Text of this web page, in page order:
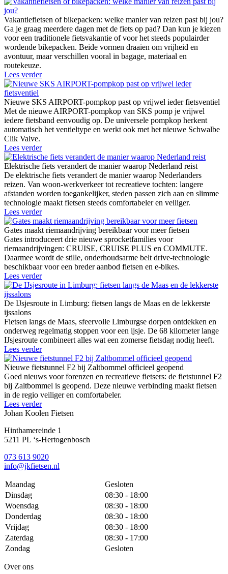
Vakantiefietsen of bikepacken: welke manier van reizen past bij jou?
Ga je graag meerdere dagen met de fiets op pad? Dan kun je kiezen
voor een traditionele fietsvakantie of voor het steeds populairder
wordende bikepacken. Beide vormen draaien om vrijheid en
avontuur, maar verschillen vooral in bagage, materiaal en
routekeuze.
Lees verder
Nieuwe SKS AIRPORT-pompkop past op vrijwel ieder fietsventiel
Met de nieuwe AIRPORT-pompkop van SKS pomp je vrijwel
iedere fietsband eenvoudig op. De universele pompkop herkent
automatisch het ventieltype en werkt ook met het nieuwe Schwalbe
Clik Valve.
Lees verder
Elektrische fiets verandert de manier waarop Nederland reist
De elektrische fiets verandert de manier waarop Nederlanders
reizen. Van woon-werkverkeer tot recreatieve tochten: langere
afstanden worden toegankelijker, steden passen zich aan en slimme
technologie maakt fietsen steeds comfortabeler en veiliger.
Lees verder
Gates maakt riemaandrijving bereikbaar voor meer fietsen
Gates introduceert drie nieuwe sprocketfamilies voor
riemaandrijvingen: CRUISE, CRUISE PLUS en COMMUTE.
Daarmee wordt de stille, onderhoudsarme belt drive-technologie
beschikbaar voor een breder aanbod fietsen en e-bikes.
Lees verder
De IJsjesroute in Limburg: fietsen langs de Maas en de lekkerste
ijssalons
Fietsen langs de Maas, sfeervolle Limburgse dorpen ontdekken en
onderweg regelmatig stoppen voor een ijsje. De 68 kilometer lange
IJsjesroute combineert alles wat een zomerse fietsdag nodig heeft.
Lees verder
Nieuwe fietstunnel F2 bij Zaltbommel officieel geopend
Goed nieuws voor forenzen en recreatieve fietsers: de fietstunnel F2
bij Zaltbommel is geopend. Deze nieuwe verbinding maakt fietsen
in de regio veiliger en comfortabeler.
Lees verder
Johan Koolen Fietsen
Hinthamereinde 1
5211 PL ‘s-Hertogenbosch
073 613 9020
info@jkfietsen.nl
Maandag
Gesloten
Dinsdag
08:30 - 18:00
Woensdag
08:30 - 18:00
Donderdag
08:30 - 18:00
Vrijdag
08:30 - 18:00
Zaterdag
08:30 - 17:00
Zondag
Gesloten
Over ons